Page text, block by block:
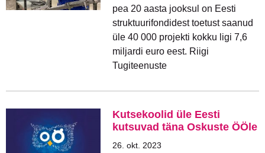
pea 20 aasta jooksul on Eesti
struktuurifondidest toetust saanud
üle 40 000 projekti kokku ligi 7,6
miljardi euro eest. Riigi
Tugiteenuste
Kutsekoolid üle Eesti
kutsuvad täna Oskuste ÖÖle
26. okt. 2023